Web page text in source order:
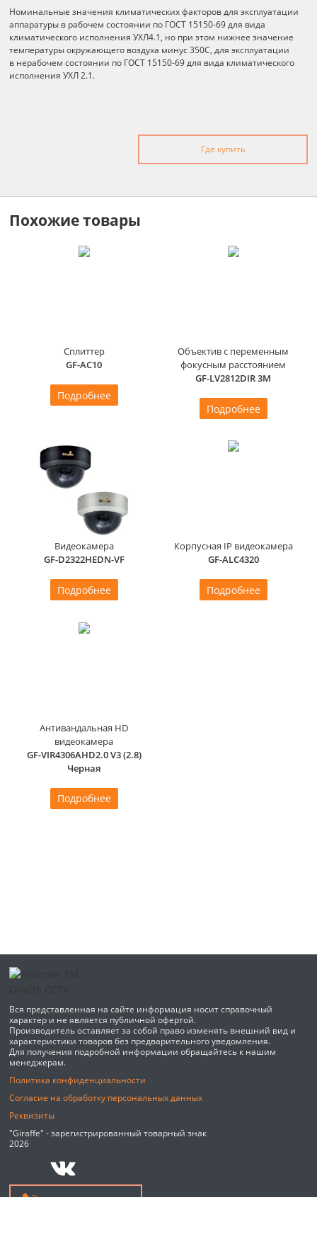
Номинальные значения климатических факторов для эксплуатации
аппаратуры в рабочем состоянии по ГОСТ 15150-69 для вида
климатического исполнения УХЛ4.1, но при этом нижнее значение
температуры окружающего воздуха минус 350С, для эксплуатации
в нерабочем состоянии по ГОСТ 15150-69 для вида климатического
исполнения УХЛ 2.1.
Где купить
Похожие товары
Сплиттер
GF-AC10
Подробнее
Объектив с переменным
фокусным расстоянием
GF-LV2812DIR 3M
Подробнее
Видеокамера
GF-D2322HEDN-VF
Подробнее
Корпусная IP видеокамера
GF-ALC4320
Подробнее
Антивандальная HD
видеокамера
GF-VIR4306AHD2.0 V3 (2.8)
Черная
Подробнее
Вся представленная на сайте информация носит справочный
характер и не является публичной офертой.
Производитель оставляет за собой право изменять внешний вид и
характеристики товаров без предварительного уведомления.
Для получения подробной информации обращайтесь к нашим
менеджерам.
Политика конфиденциальности
Согласие на обработку персональных данных
Реквизиты
"Giraffe" - зарегистрированный товарный знак
2026
Обратный звонок